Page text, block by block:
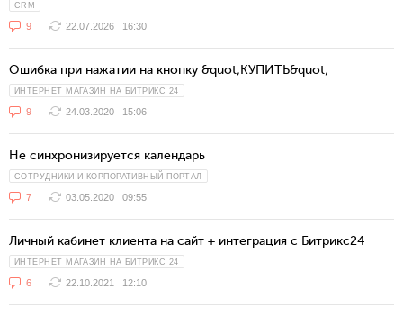
CRM
9 22.07.2026 16:30
Ошибка при нажатии на кнопку &quot;КУПИТЬ&quot;
ИНТЕРНЕТ МАГАЗИН НА БИТРИКС 24
9 24.03.2020 15:06
Не синхронизируется календарь
СОТРУДНИКИ И КОРПОРАТИВНЫЙ ПОРТАЛ
7 03.05.2020 09:55
Личный кабинет клиента на сайт + интеграция с Битрикс24
ИНТЕРНЕТ МАГАЗИН НА БИТРИКС 24
6 22.10.2021 12:10